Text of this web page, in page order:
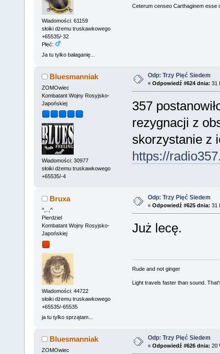
Wiadomości: 61159
słoiki dżemu truskawkowego
+65535/-32
Płeć:
Ja tu tylko bałaganię...
Ceterum censeo Carthaginem esse
Bluesmanniak
ZOMOwiec
Kombatant Wojny Rosyjsko-
Japońskiej
Wiadomości: 30977
słoiki dżemu truskawkowego
+65535/-4
Odp: Trzy Pięć Siedem
« Odpowiedź #624 dnia: 31
357
rezygnacji z
skorzystanie z
https://
Bruxa
^,..,^
Pierdziel
Kombatant Wojny Rosyjsko-
Japońskiej
Wiadomości: 44722
słoiki dżemu truskawkowego
+65535/-65535
ja tu tylko sprzątam...
Odp: Trzy Pięć Siedem
« Odpowiedź #625 dnia: 31
Już lecę.
Rude and not ginger
Light travels faster than sound.
Bluesmanniak
ZOMOwiec
Odp: Trzy Pięć Siedem
« Odpowiedź #626 dnia: 20